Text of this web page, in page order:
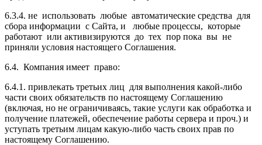
6.3.4. не использовать любые автоматические средства для
сбора информации с Сайта, и любые процессы, которые
работают или активизируются до тех пор пока вы не
приняли условия настоящего Соглашения.
6.4. Компания имеет право:
6.4.1. привлекать третьих лиц для выполнения какой-либо
части своих обязательств по настоящему Соглашению
(включая, но не ограничиваясь, такие услуги как обработка и
получение платежей, обеспечение работы сервера и проч.) и
уступать третьим лицам какую-либо часть своих прав по
настоящему Соглашению.